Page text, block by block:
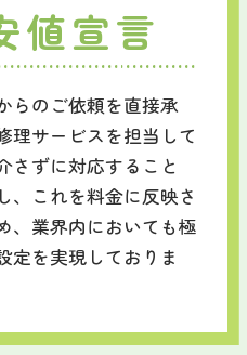
値宣言
らのご依頼を直接承
理サービスを担当して
さずに対応すること
、これを料金に反映さ
、業界内においても極
定を実現しておりま